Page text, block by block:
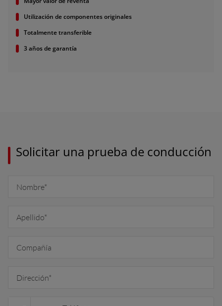
(Deutsch)
España (Español)
(Français)
(Türkçe)
Utilización de componentes originales
Totalmente transferible
3 años de garantía
Solicitar una prueba de conducción